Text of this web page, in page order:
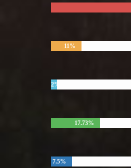
11%
2%
17.73%
7.5%